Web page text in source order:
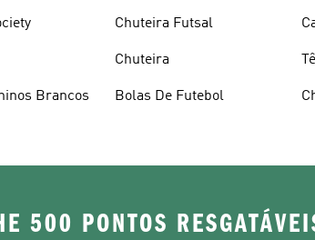
Brancos
Chuteira Futsal
Chuteira
Bolas De Futebol
500 PONTOS